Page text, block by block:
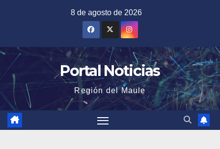
8 de agosto de 2026
Portal Noticias
Región del Maule